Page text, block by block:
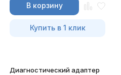
В корзину
Купить в 1 клик
Диагностический адаптер